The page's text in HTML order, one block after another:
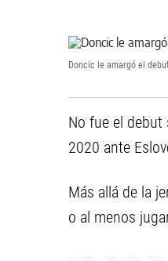
Doncic le amargó el
No fue el debut
2020 ante
Más allá de la
o al menos